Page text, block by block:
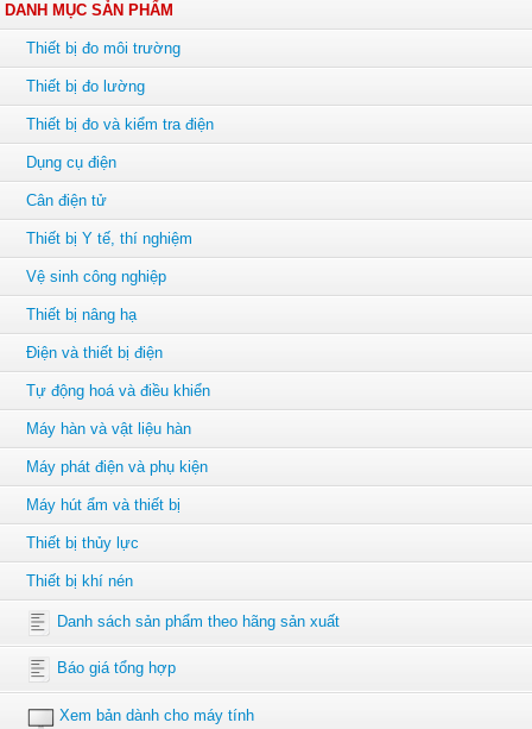
DANH MỤC SẢN PHẨM
Thiết bị đo môi trường
Thiết bị đo lường
Thiết bị đo và kiểm tra điện
Dụng cụ điện
Cân điện tử
Thiết bị Y tế, thí nghiệm
Vệ sinh công nghiệp
Thiết bị nâng hạ
Điện và thiết bị điện
Tự động hoá và điều khiển
Máy hàn và vật liệu hàn
Máy phát điện và phụ kiện
Máy hút ẩm và thiết bị
Thiết bị thủy lực
Thiết bị khí nén
Danh sách sản phẩm theo hãng sản xuất
Báo giá tổng hợp
Xem bản dành cho máy tính